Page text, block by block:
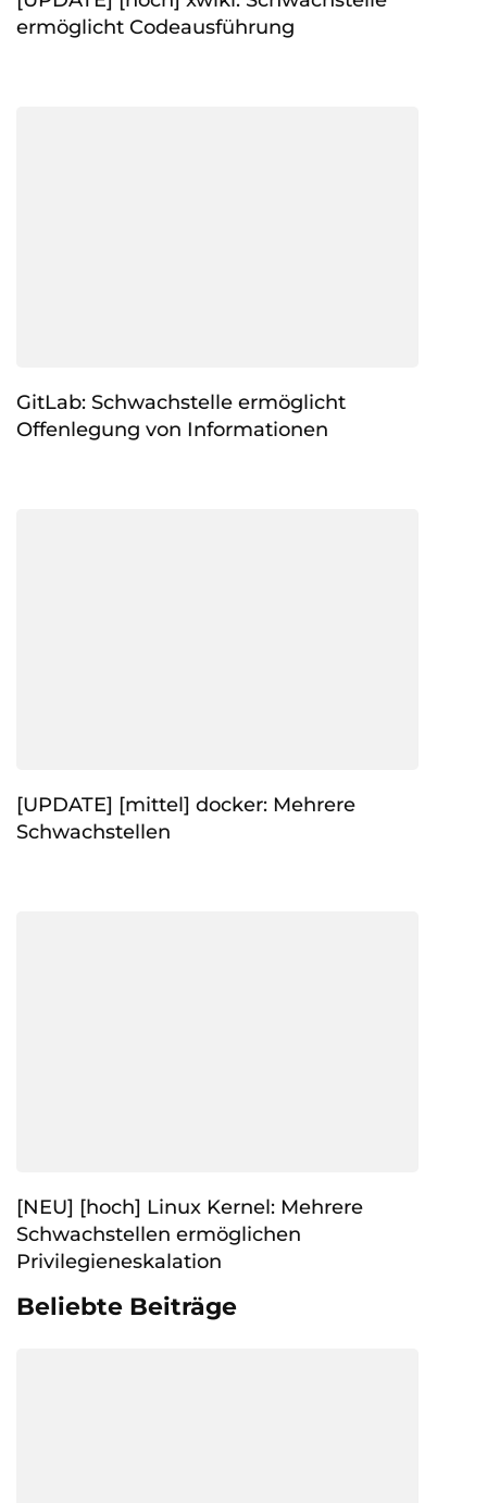
ermöglicht Codeausführung
GitLab: Schwachstelle ermöglicht
Offenlegung von Informationen
[UPDATE] [mittel] docker: Mehrere
Schwachstellen
[NEU] [hoch] Linux Kernel: Mehrere
Schwachstellen ermöglichen
Privilegieneskalation
Beliebte Beiträge